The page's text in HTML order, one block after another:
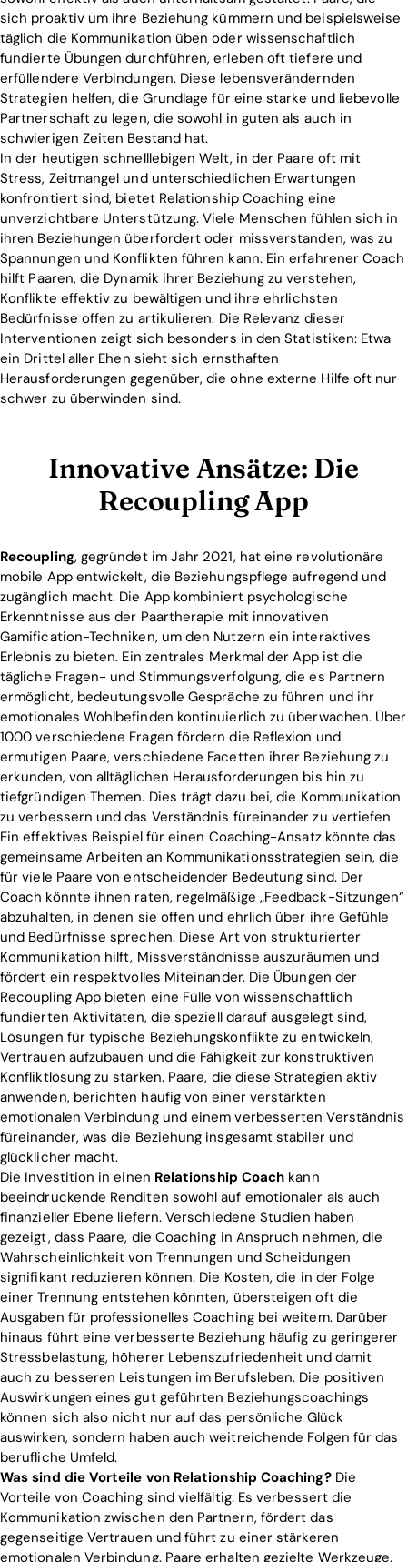
Blog
Download
sich proaktiv um ihre Beziehung kümmern und beispielsweise
täglich die Kommunikation üben oder wissenschaftlich
fundierte Übungen durchführen, erleben oft tiefere und
erfüllendere Verbindungen. Diese lebensverändernden
Strategien helfen, die Grundlage für eine starke und liebevolle
Partnerschaft zu legen, die sowohl in guten als auch in
schwierigen Zeiten Bestand hat.
In der heutigen schnelllebigen Welt, in der Paare oft mit
Stress, Zeitmangel und unterschiedlichen Erwartungen
konfrontiert sind, bietet Relationship Coaching eine
unverzichtbare Unterstützung. Viele Menschen fühlen sich in
ihren Beziehungen überfordert oder missverstanden, was zu
Spannungen und Konflikten führen kann. Ein erfahrener Coach
hilft Paaren, die Dynamik ihrer Beziehung zu verstehen,
Konflikte effektiv zu bewältigen und ihre ehrlichsten
Bedürfnisse offen zu artikulieren. Die Relevanz dieser
Interventionen zeigt sich besonders in den Statistiken: Etwa
ein Drittel aller Ehen sieht sich ernsthaften
Herausforderungen gegenüber, die ohne externe Hilfe oft nur
schwer zu überwinden sind.
Innovative Ansätze: Die
Recoupling App
Recoupling, gegründet im Jahr 2021, hat eine revolutionäre
mobile App entwickelt, die Beziehungspflege aufregend und
zugänglich macht. Die App kombiniert psychologische
Erkenntnisse aus der Paartherapie mit innovativen
Gamification-Techniken, um den Nutzern ein interaktives
Erlebnis zu bieten. Ein zentrales Merkmal der App ist die
tägliche Fragen- und Stimmungsverfolgung, die es Partnern
ermöglicht, bedeutungsvolle Gespräche zu führen und ihr
emotionales Wohlbefinden kontinuierlich zu überwachen. Über
1000 verschiedene Fragen fördern die Reflexion und
ermutigen Paare, verschiedene Facetten ihrer Beziehung zu
erkunden, von alltäglichen Herausforderungen bis hin zu
tiefgründigen Themen. Dies trägt dazu bei, die Kommunikation
zu verbessern und das Verständnis füreinander zu vertiefen.
Ein effektives Beispiel für einen Coaching-Ansatz könnte das
gemeinsame Arbeiten an Kommunikationsstrategien sein, die
für viele Paare von entscheidender Bedeutung sind. Der
Coach könnte ihnen raten, regelmäßige „Feedback-Sitzungen“
abzuhalten, in denen sie offen und ehrlich über ihre Gefühle
und Bedürfnisse sprechen. Diese Art von strukturierter
Kommunikation hilft, Missverständnisse auszuräumen und
fördert ein respektvolles Miteinander. Die Übungen der
Recoupling App bieten eine Fülle von wissenschaftlich
fundierten Aktivitäten, die speziell darauf ausgelegt sind,
Lösungen für typische Beziehungskonflikte zu entwickeln,
Vertrauen aufzubauen und die Fähigkeit zur konstruktiven
Konfliktlösung zu stärken. Paare, die diese Strategien aktiv
anwenden, berichten häufig von einer verstärkten
emotionalen Verbindung und einem verbesserten Verständnis
füreinander, was die Beziehung insgesamt stabiler und
glücklicher macht.
Die Investition in einen Relationship Coach kann
beeindruckende Renditen sowohl auf emotionaler als auch
finanzieller Ebene liefern. Verschiedene Studien haben
gezeigt, dass Paare, die Coaching in Anspruch nehmen, die
Wahrscheinlichkeit von Trennungen und Scheidungen
signifikant reduzieren können. Die Kosten, die in der Folge
einer Trennung entstehen könnten, übersteigen oft die
Ausgaben für professionelles Coaching bei weitem. Darüber
hinaus führt eine verbesserte Beziehung häufig zu geringerer
Stressbelastung, höherer Lebenszufriedenheit und damit
auch zu besseren Leistungen im Berufsleben. Die positiven
Auswirkungen eines gut geführten Beziehungscoachings
können sich also nicht nur auf das persönliche Glück
auswirken, sondern haben auch weitreichende Folgen für das
berufliche Umfeld.
Was sind die Vorteile von Relationship Coaching?Die
Vorteile von Coaching sind vielfältig: Es verbessert die
Kommunikation zwischen den Partnern, fördert das
gegenseitige Vertrauen und führt zu einer stärkeren
emotionalen Verbindung. Paare erhalten gezielte Werkzeuge,